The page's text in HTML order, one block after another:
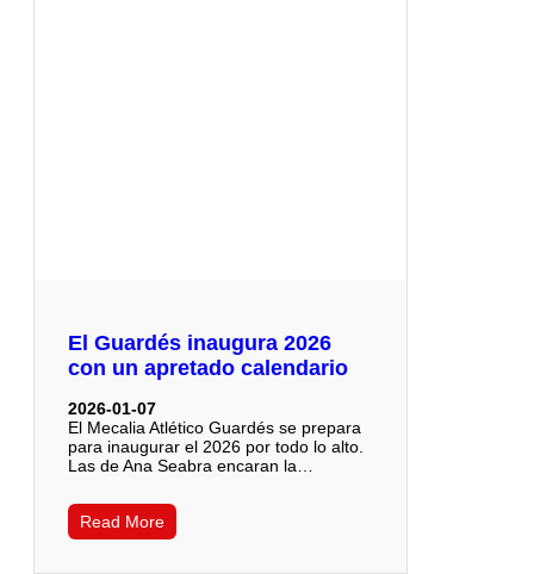
El Guardés inaugura 2026
con un apretado calendario
2026-01-07
El Mecalia Atlético Guardés se prepara
para inaugurar el 2026 por todo lo alto.
Las de Ana Seabra encaran la…
Read More